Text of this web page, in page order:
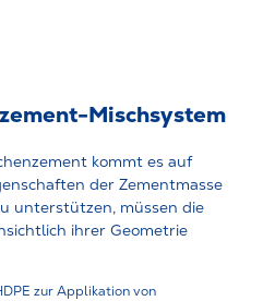
Mischsystem
kommt es auf
der Zementmasse
unterstützen, müssen die
ihrer Geometrie
zur Applikation von